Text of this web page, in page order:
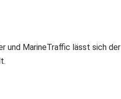
und MarineTraffic lässt sich der